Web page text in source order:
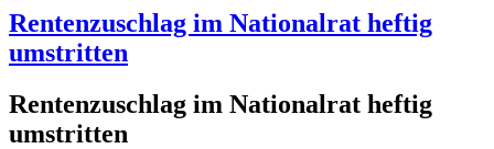
Rentenzuschlag im Nationalrat heftig
umstritten
Rentenzuschlag im Nationalrat heftig
umstritten